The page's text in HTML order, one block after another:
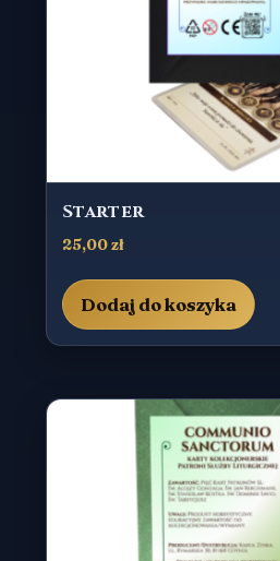
Starter
25,00zł
Dodaj do koszyka